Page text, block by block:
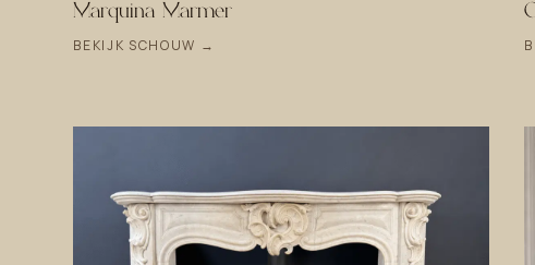
Marquina Marmer
BEKIJK SCHOUW →